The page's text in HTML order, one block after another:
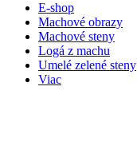
E-shop
Machové obrazy
Machové steny
Logá z machu
Umelé zelené steny
Viac